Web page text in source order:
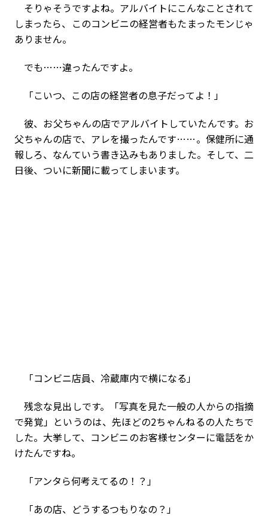
そりゃそうですよね。アルバイトにこんなことされて
しまったら、このコンビニの経営者もたまったモンじゃ
ありません。
でも……違ったんですよ。
「こいつ、この店の経営者の息子だってよ！」
彼、お父ちゃんの店でアルバイトしていたんです。お
父ちゃんの店で、アレを撮ったんです……。保健所に通
報しろ、なんていう書き込みもありました。そして、二
日後、ついに新聞に載ってしまいます。
「コンビニ店員、冷蔵庫内で横になる」
残念な見出しです。「写真を見た一般の人からの指摘
で発覚」というのは、先ほどの2ちゃんねるの人たちで
した。大挙して、コンビニのお客様センターに電話をか
けたんですね。
「アンタら何考えてるの！？」
「あの店、どうするつもりなの？」